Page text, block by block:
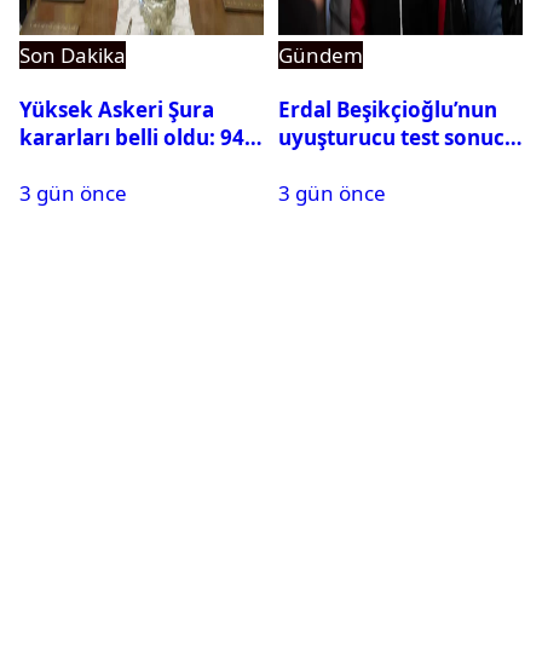
Son Dakika
Yüksek Askeri Şura
kararları belli oldu: 94
3 gün önce
Gündem
Erdal Beşikçioğlu’nun
uyuşturucu test sonucu
3 gün önce